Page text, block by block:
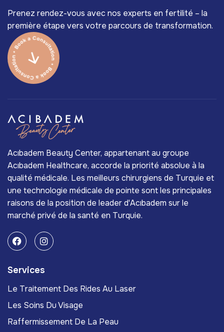
Prenez rendez-vous avec nos experts en fertilité – la
première étape vers votre parcours de transformation.
Acıbadem Beauty Center, appartenant au groupe
Acıbadem Healthcare, accorde la priorité absolue à la
qualité médicale. Les meilleurs chirurgiens de Turquie et
une technologie médicale de pointe sont les principales
raisons de la position de leader d'Acıbadem sur le
marché privé de la santé en Turquie.
Services
Le Traitement Des Rides Au Laser
Les Soins Du Visage
Raffermissement De La Peau